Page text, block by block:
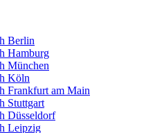
Berlin
Hamburg
München
Köln
Frankfurt am Main
Stuttgart
Düsseldorf
Leipzig